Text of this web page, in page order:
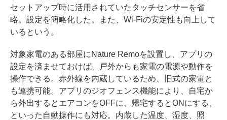
セットアップ時に活用されていたタッチセンサーを省
略。設定を簡略化した。また、Wi-Fiの安定性も向上して
いるという。
対象家電のある部屋にNature Remoを設置し、アプリの
設定を済ませておけば、戸外からも家電の電源や動作を
操作できる。赤外線を内蔵しているため、旧式の家電と
も連携可能。アプリのジオフェンス機能により、自宅か
ら外出するとエアコンをOFFに、帰宅するとONにする、
といった自動操作にも対応。内蔵した温度、湿度、照